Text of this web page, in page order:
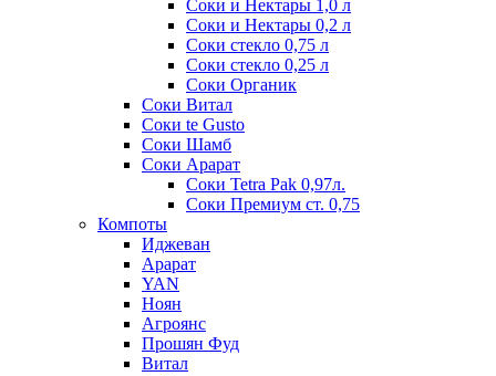
Соки и Нектары 1,0 л
Соки и Нектары 0,2 л
Соки стекло 0,75 л
Соки стекло 0,25 л
Соки Органик
Соки Витал
Соки te Gusto
Соки Шамб
Соки Арарат
Соки Tetra Pak 0,97л.
Соки Премиум ст. 0,75
Компоты
Иджеван
Арарат
YAN
Ноян
Агроянс
Прошян Фуд
Витал